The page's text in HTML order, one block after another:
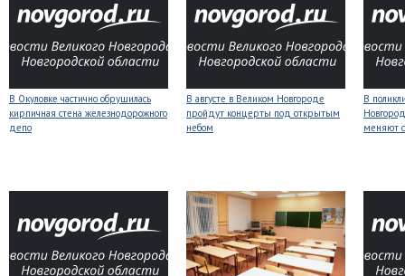
В Окуловке частично обрушилась
кирпичная стена железнодорожного
депо
В августе в Великом Новгороде
пройдут концерты под открытым
небом
В
меняют